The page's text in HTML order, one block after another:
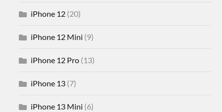
iPhone 12 (20)
iPhone 12 Mini (9)
iPhone 12 Pro (13)
iPhone 13 (7)
iPhone 13 Mini (6)